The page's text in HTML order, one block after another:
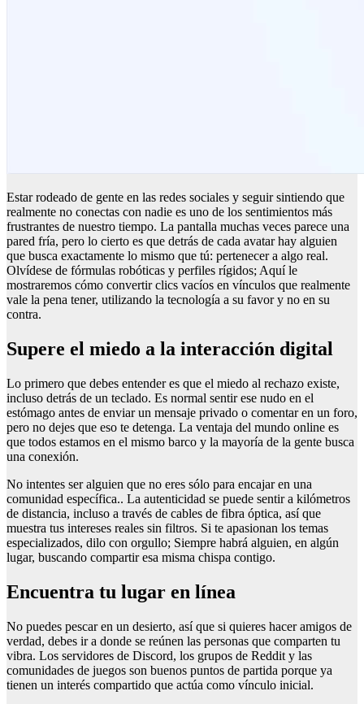
Estar rodeado de gente en las redes sociales y seguir sintiendo que
realmente no conectas con nadie es uno de los sentimientos más
frustrantes de nuestro tiempo. La pantalla muchas veces parece una
pared fría, pero lo cierto es que detrás de cada avatar hay alguien
que busca exactamente lo mismo que tú: pertenecer a algo real.
Olvídese de fórmulas robóticas y perfiles rígidos; Aquí le
mostraremos cómo convertir clics vacíos en vínculos que realmente
vale la pena tener, utilizando la tecnología a su favor y no en su
contra.
Supere el miedo a la interacción digital
Lo primero que debes entender es que el miedo al rechazo existe,
incluso detrás de un teclado. Es normal sentir ese nudo en el
estómago antes de enviar un mensaje privado o comentar en un foro,
pero no dejes que eso te detenga. La ventaja del mundo online es
que todos estamos en el mismo barco y la mayoría de la gente busca
una conexión.
No intentes ser alguien que no eres sólo para encajar en una
comunidad específica.. La autenticidad se puede sentir a kilómetros
de distancia, incluso a través de cables de fibra óptica, así que
muestra tus intereses reales sin filtros. Si te apasionan los temas
especializados, dilo con orgullo; Siempre habrá alguien, en algún
lugar, buscando compartir esa misma chispa contigo.
Encuentra tu lugar en línea
No puedes pescar en un desierto, así que si quieres hacer amigos de
verdad, debes ir a donde se reúnen las personas que comparten tu
vibra. Los servidores de Discord, los grupos de Reddit y las
comunidades de juegos son buenos puntos de partida porque ya
tienen un interés compartido que actúa como vínculo inicial.